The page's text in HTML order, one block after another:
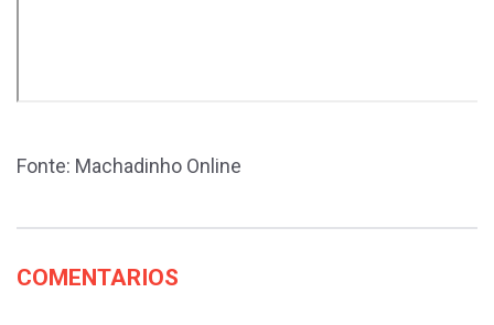
Fonte: Machadinho Online
COMENTARIOS